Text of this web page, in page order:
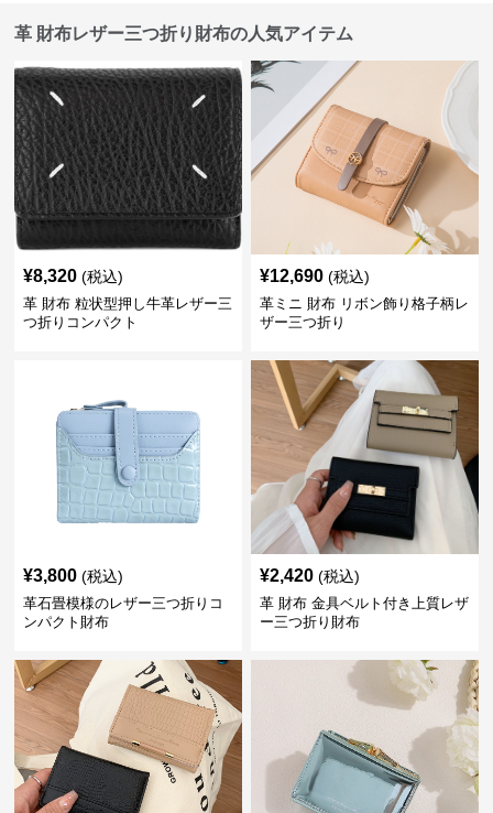
革 財布レザー三つ折り財布の人気アイテム
¥8,320 (税込)
革 財布 粒状型押し牛革レザー三
つ折りコンパクト
¥12,690 (税込)
革ミニ 財布 リボン飾り格子柄レ
ザー三つ折り
¥3,800 (税込)
革石畳模様のレザー三つ折りコ
ンパクト財布
¥2,420 (税込)
革 財布 金具ベルト付き上質レザ
ー三つ折り財布